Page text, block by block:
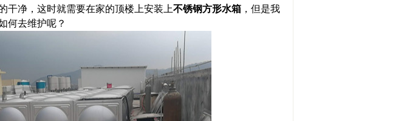
干净，这时就需要在家的顶楼上安装上不锈钢方形水箱 ，但是我
何去维护呢？